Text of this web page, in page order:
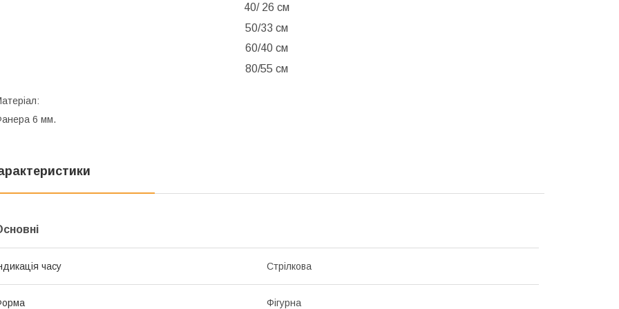
40/ 26 см
50/33 см
60/40 см
80/55 см
6 мм.
часу Стрілкова
Фігурна